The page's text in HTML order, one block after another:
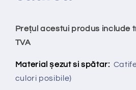
Prețul acestui produs include
TVA
Material șezut si spătar:
culori posibile)